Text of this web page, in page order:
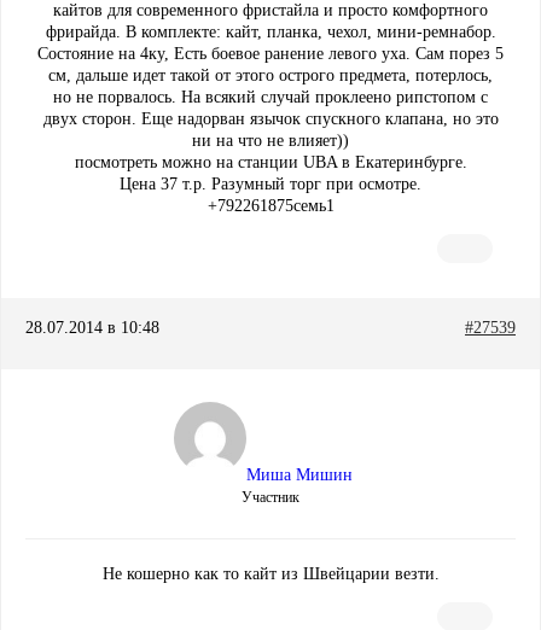
кайтов для современного фристайла и просто комфортного
фрирайда. В комплекте: кайт, планка, чехол, мини-ремнабор.
Состояние на 4ку, Есть боевое ранение левого уха. Сам порез 5
см, дальше идет такой от этого острого предмета, потерлось,
но не порвалось. На всякий случай проклеено рипстопом с
двух сторон. Еще надорван язычок спускного клапана, но это
ни на что не влияет))
посмотреть можно на станции UBA в Екатеринбурге.
Цена 37 т.р. Разумный торг при осмотре.
+792261875семь1
28.07.2014 в 10:48 #27539
Миша Мишин
Участник
Не кошерно как то кайт из Швейцарии везти.